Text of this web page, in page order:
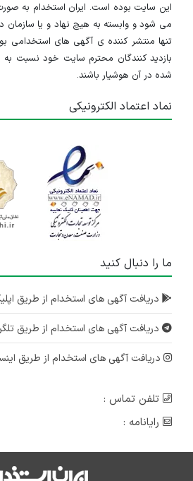
این سایت بوده است. ایران استخدام به
می شود و وابسته به هیچ نهاد و یا سازمان
تنها منتشر کننده ی آگهی های استخدامی
بازدید کنندگان محترم سایت خود نسبت
شده در آن هوشیار باشند.
نماد اعتماد الکترونیکی
ما را دنبال کنید
دریافت آگهی های استخدام از طریق
دریافت آگهی های استخدام از طریق
دریافت آگهی های استخدام از طریق
تلفن تماس :
رایانامه :